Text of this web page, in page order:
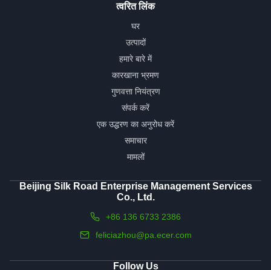
त्वरित लिंक
घर
उत्पादों
हमारे बारे में
कारखाना भ्रमण
गुणवत्ता नियंत्रण
संपर्क करें
एक उद्धरण का अनुरोध करें
समाचार
मामलों
Beijing Silk Road Enterprise Management Services
Co., Ltd.
+86 136 6733 2386
feliciazhou@pa.ecer.com
Follow Us